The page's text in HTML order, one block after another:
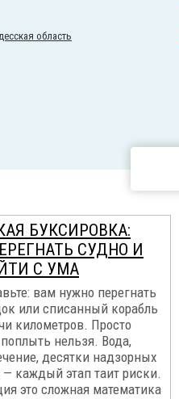
область
БУКСИРОВКА:
СУДНО И
С УМА
вам нужно перегнать
или списанный корабль
километров. Просто
нельзя. Вода,
десятки надзорных
— каждый этап таит риски.
это сложная математика